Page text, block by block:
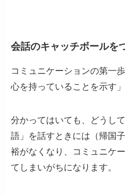
会話のキャッチボールを
コミュニケーションの第一
心を持っていることを示す」
分かってはいても、どうし
語」を話すときには（帰国
裕がなくなり、コミュニケ
てしまいがちになります。